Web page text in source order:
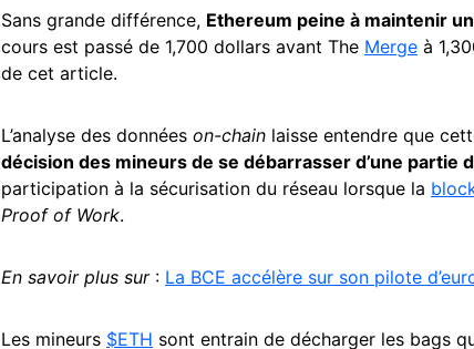
Sans grande différence, Ethereum peine à maintenir
cours est passé de 1,700 dollars avant The Merge à
de cet article.
L’analyse des données on-chain laisse entendre que
décision des mineurs de se débarrasser d’une partie
participation à la sécurisation du réseau lorsque la
Proof of Work.
En savoir plus sur : La BCE accélère sur son pilote
Les mineurs $ETH sont entrain de décharger les bags